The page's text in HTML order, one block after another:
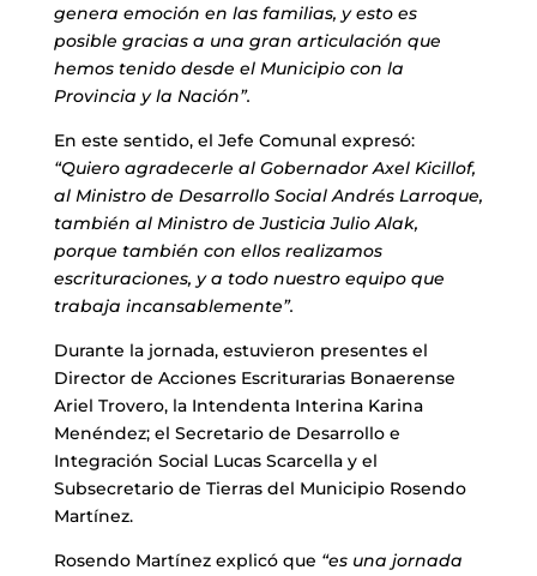
genera emoción en las familias, y esto es
posible gracias a una gran articulación que
hemos tenido desde el Municipio con la
Provincia y la Nación”.
En este sentido, el Jefe Comunal expresó:
“Quiero agradecerle al Gobernador Axel Kicillof,
al Ministro de Desarrollo Social Andrés Larroque,
también al Ministro de Justicia Julio Alak,
porque también con ellos realizamos
escrituraciones, y a todo nuestro equipo que
trabaja incansablemente”.
Durante la jornada, estuvieron presentes el
Director de Acciones Escriturarias Bonaerense
Ariel Trovero, la Intendenta Interina Karina
Menéndez; el Secretario de Desarrollo e
Integración Social Lucas Scarcella y el
Subsecretario de Tierras del Municipio Rosendo
Martínez.
Rosendo Martínez explicó que “es una jornada